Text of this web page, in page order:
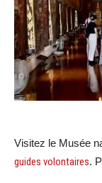
Visitez le Musée
guides volontaires.